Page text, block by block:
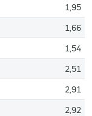
1,95
1,66
1,54
2,51
2,91
2,92